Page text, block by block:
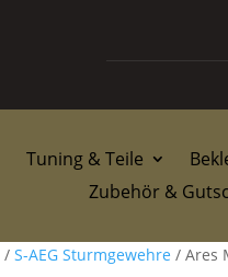
Tuning & Teile
Zubehör &
/ S-AEG Sturmgewehre / Ares